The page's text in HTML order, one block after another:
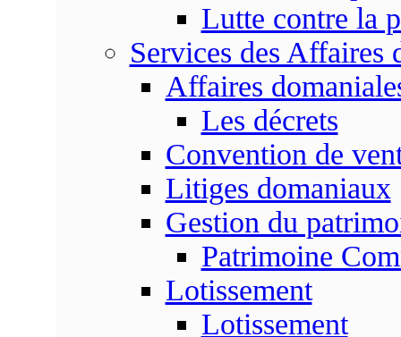
Lutte contre la
Services des Affaires
Affaires
Les décrets
Convention de
Litiges domaniaux
Gestion du
Patrimoine
Lotissement
Lotissement